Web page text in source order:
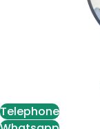
Telephone